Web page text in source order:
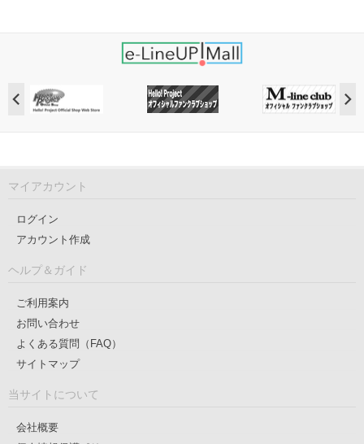
マイアカウント
ログイン
アカウント作成
ヘルプ＆ガイド
ご利用案内
お問い合わせ
よくある質問（FAQ）
サイトマップ
当サイトについて
会社概要